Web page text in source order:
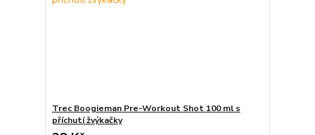
Trec Boogieman Pre-Workout Shot 100 ml s
příchutí žvýkačky